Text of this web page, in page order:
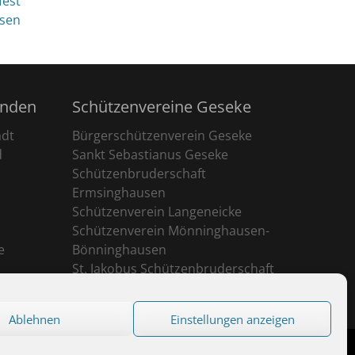
Ablehnen Einstellungen anzeigen
Schützenvereine Geseke
Bürgerschützenverein Geseke
Sankt Sebastianus Geseke
Schützenbruderschaft
Ermsinghausen
Schützenverein Langeneicke
Schützenverein Mönninghausen-
Bönninghausen
St. Jakobus Schützenbruderschaft